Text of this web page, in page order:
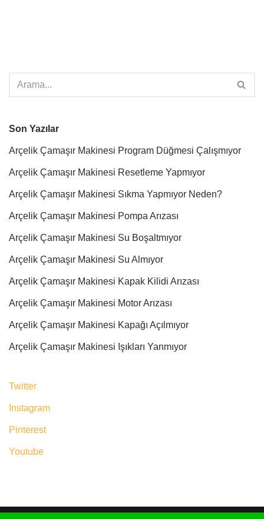
Son Yazılar
Arçelik Çamaşır Makinesi Program Düğmesi Çalışmıyor
Arçelik Çamaşır Makinesi Resetleme Yapmıyor
Arçelik Çamaşır Makinesi Sıkma Yapmıyor Neden?
Arçelik Çamaşır Makinesi Pompa Arızası
Arçelik Çamaşır Makinesi Su Boşaltmıyor
Arçelik Çamaşır Makinesi Su Almıyor
Arçelik Çamaşır Makinesi Kapak Kilidi Arızası
Arçelik Çamaşır Makinesi Motor Arızası
Arçelik Çamaşır Makinesi Kapağı Açılmıyor
Arçelik Çamaşır Makinesi Işıkları Yanmıyor
Twitter
Instagram
Pinterest
Youtube